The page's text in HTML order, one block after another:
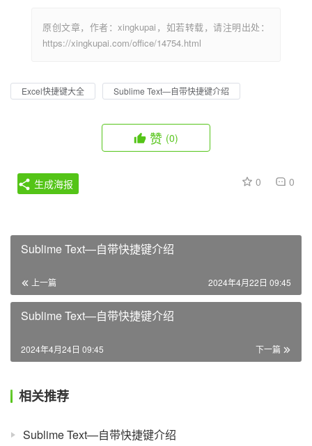
原创文章，作者：xingkupai，如若转载，请注明出处：
https://xingkupai.com/office/14754.html
Excel快捷键大全 Sublime Text—自带快捷键介绍
赞 (0)
0 0
生成海报
Sublime Text—自带快捷键介绍
上一篇 2024年4月22日 09:45
Sublime Text—自带快捷键介绍
下一篇
2024年4月24日 09:45
相关推荐
Sublime Text—自带快捷键介绍